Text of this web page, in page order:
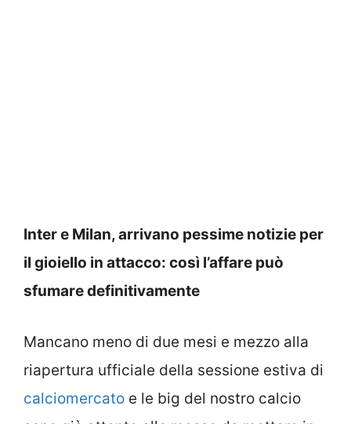
Inter e Milan, arrivano pessime notizie per
il gioiello in attacco: così l’affare può
sfumare definitivamente
Mancano meno di due mesi e mezzo alla
riapertura ufficiale della sessione estiva di
calciomercato e le big del nostro calcio